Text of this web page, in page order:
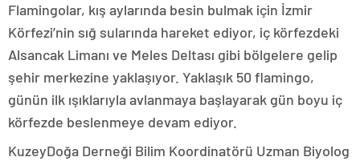
Flamingolar, kış aylarında besin bulmak için İzmir
Körfezi’nin sığ sularında hareket ediyor, iç körfezdeki
Alsancak Limanı ve Meles Deltası gibi bölgelere gelip
şehir merkezine yaklaşıyor. Yaklaşık 50 flamingo,
günün ilk ışıklarıyla avlanmaya başlayarak gün boyu iç
körfezde beslenmeye devam ediyor.
KuzeyDoğa Derneği Bilim Koordinatörü Uzman Biyolog